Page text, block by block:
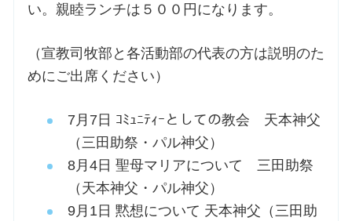
い。親睦ランチは５００円になります。
（宣教司牧部と各活動部の代表の方は説明のた
めにご出席ください）
7月7日 ｺﾐｭﾆﾃｨｰとしての教会 天本神父
（三田助祭・パル神父）
8月4日 聖母マリアについて 三田助祭
（天本神父・パル神父）
9月1日 黙想について 天本神父（三田助